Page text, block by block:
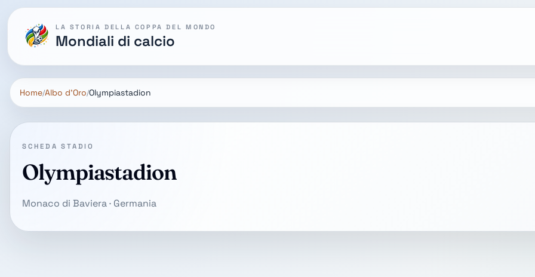
LA STORIA DELLA COPPA DEL MONDO
Mondiali di calcio
Home Albo d'Oro Olympiastadion
SCHEDA STADIO
Olympiastadion
Monaco di Baviera · Germania